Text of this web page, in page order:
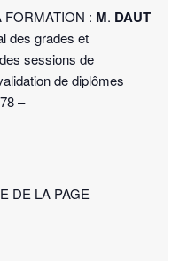
: M. DAUT
des grades et
sessions de
de diplômes
–
DE LA PAGE